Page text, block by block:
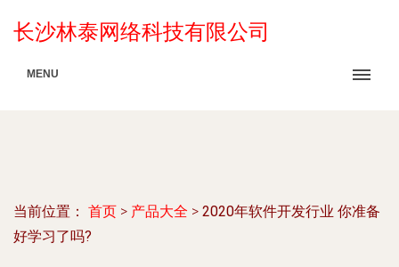
长沙林泰网络科技有限公司
MENU
当前位置： 首页 > 产品大全 > 2020年软件开发行业 你准备
好学习了吗?